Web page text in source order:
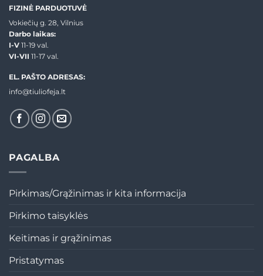
FIZINĖ PARDUOTUVĖ
Vokiečių g. 28, Vilnius
Darbo laikas:
I-V 11-19 val.
VI-VII 11-17 val.
EL. PAŠTO ADRESAS:
info@tiuliofeja.lt
PAGALBA
Pirkimas/Grąžinimas ir kita informacija
Pirkimo taisyklės
Keitimas ir grąžinimas
Pristatymas